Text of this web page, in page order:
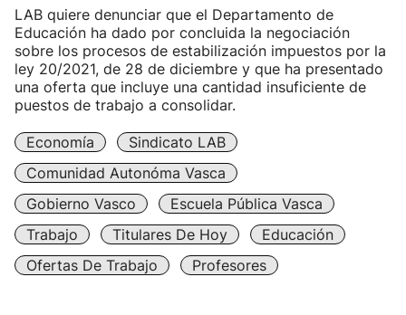
LAB quiere denunciar que el Departamento de
Educación ha dado por concluida la negociación
sobre los procesos de estabilización impuestos por la
ley 20/2021, de 28 de diciembre y que ha presentado
una oferta que incluye una cantidad insuficiente de
puestos de trabajo a consolidar.
Economía
Sindicato LAB
Comunidad Autonóma Vasca
Gobierno Vasco
Escuela Pública Vasca
Trabajo
Titulares De Hoy
Educación
Ofertas De Trabajo
Profesores